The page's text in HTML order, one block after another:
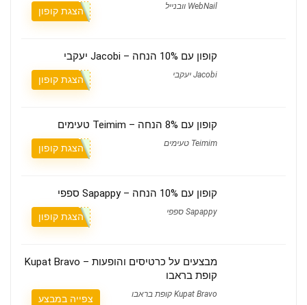
WebNail וובנייל הצגת קופון
קופון עם 10% הנחה – Jacobi יעקבי
Jacobi יעקבי הצגת קופון
קופון עם 8% הנחה – Teimim טעימים
Teimim טעימים הצגת קופון
קופון עם 10% הנחה – Sapappy ספפי
Sapappy ספפי הצגת קופון
מבצעים על כרטיסים והופעות – Kupat Bravo
קופת בראבו
Kupat Bravo קופת בראבו צפייה במבצע